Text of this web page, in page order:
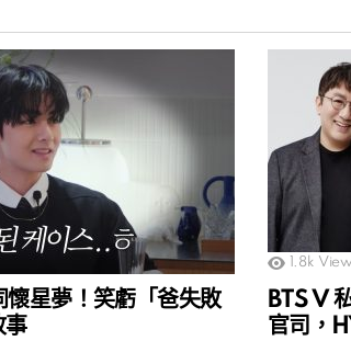
懷星夢！笑虧「爸失敗
事
1.8k
BTS V
官司，